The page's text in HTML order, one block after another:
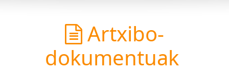
Artxibo-
dokumentuak